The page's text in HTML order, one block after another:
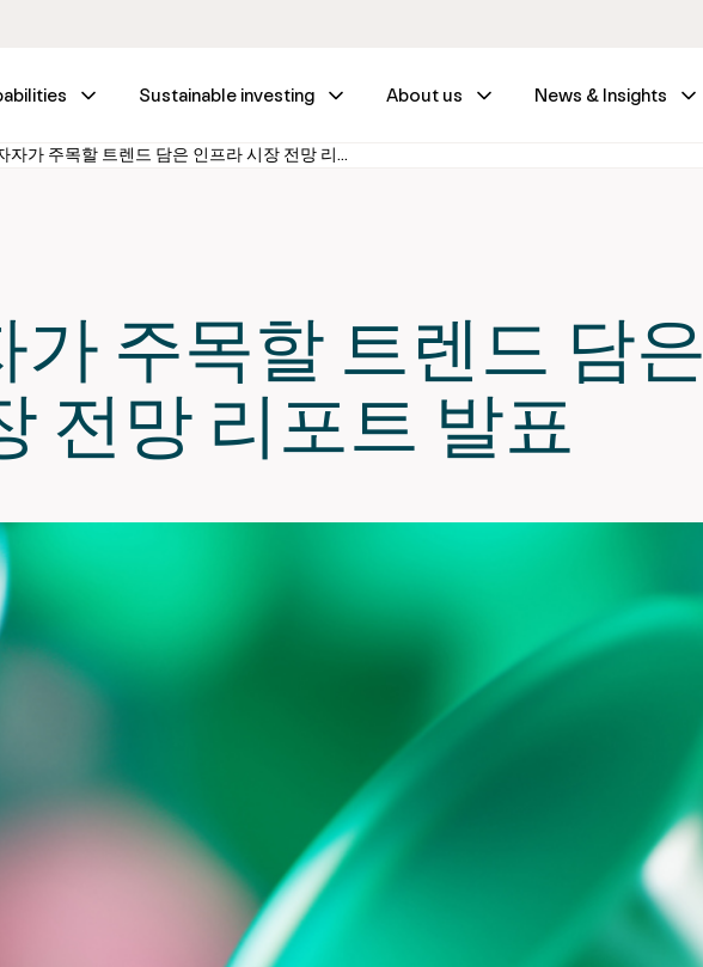
Sustainable investing About us News & Insights
IFM, 투자자가 주목할 트렌드 담은 인프라 시장 전망 리포트 발표
가 주목할 트렌드 담은
전망 리포트 발표